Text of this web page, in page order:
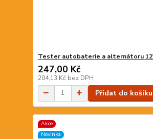
Tester autobaterie a alternátoru
247,00 Kč
204,13 Kč bez DPH
Přidat do košíku
Akce
Novinka